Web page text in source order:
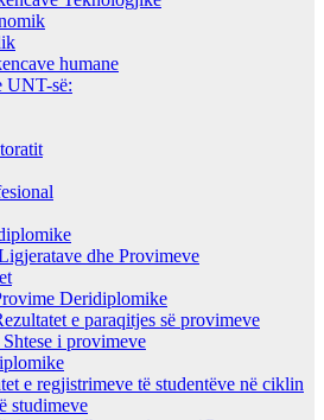
humane
UNT-së:
dhe Provimeve
Deridiplomike
e paraqitjes së provimeve
Shtese i provimeve
e regjistrimeve të studentëve në ciklin
studimeve